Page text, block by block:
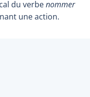
du verbenommer
une action.